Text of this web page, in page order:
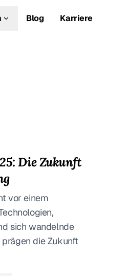
Blog Karriere
Die Zukunft
vor einem
sich wandelnde
die Zukunft